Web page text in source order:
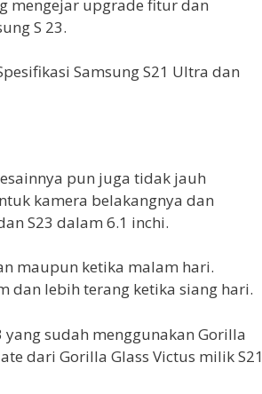
mengejar upgrade fitur dan
S 23.
Samsung S21 Ultra dan
pun juga tidak jauh
kamera belakangnya dan
S23 dalam 6.1 inchi.
maupun ketika malam hari.
dan lebih terang ketika siang hari.
sudah menggunakan Gorilla
dari Gorilla Glass Victus milik S21